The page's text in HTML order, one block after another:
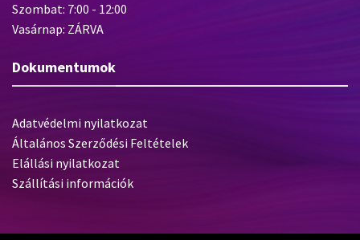
Szombat: 7:00 - 12:00
Vasárnap: ZÁRVA
Dokumentumok
Adatvédelmi nyilatkozat
Általános Szerződési Feltételek
Elállási nyilatkozat
Szállítási információk